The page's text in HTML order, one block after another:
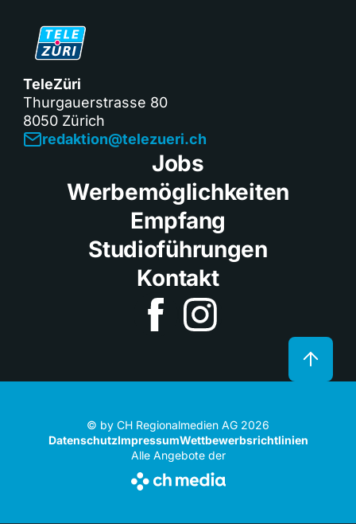
TeleZüri
Thurgauerstrasse 80
8050 Zürich
redaktion@telezueri.ch
Jobs
Werbemöglichkeiten
Empfang
Studioführungen
Kontakt
© by CH Regionalmedien AG 2026
DatenschutzImpressumWettbewerbsrichtlinien
Alle Angebote der